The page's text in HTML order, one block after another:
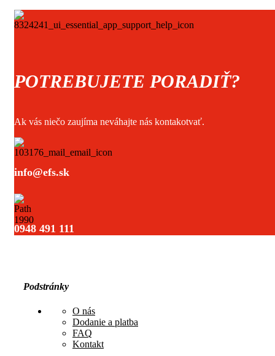
POTREBUJETE PORADIŤ?
Ak vás niečo zaujíma neváhajte nás kontakotvať.
info@efs.sk
0948 491 111
Podstránky
O nás
Dodanie a platba
FAQ
Kontakt